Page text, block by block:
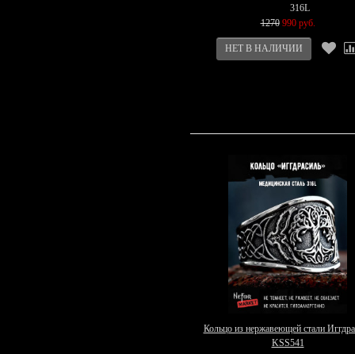
316L
1270 990 руб.
Кольцо из нержавеющей стали
KSS541